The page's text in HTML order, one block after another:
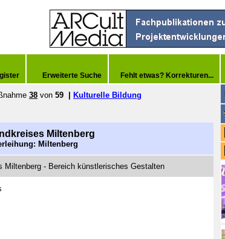
Erweiterte Suche Fehlt etwas? Korrekturen...
38 von 59 Kulturelle Bildung
Miltenberg
Miltenberg
Miltenberg - Bereich künstlerisches Gestalten